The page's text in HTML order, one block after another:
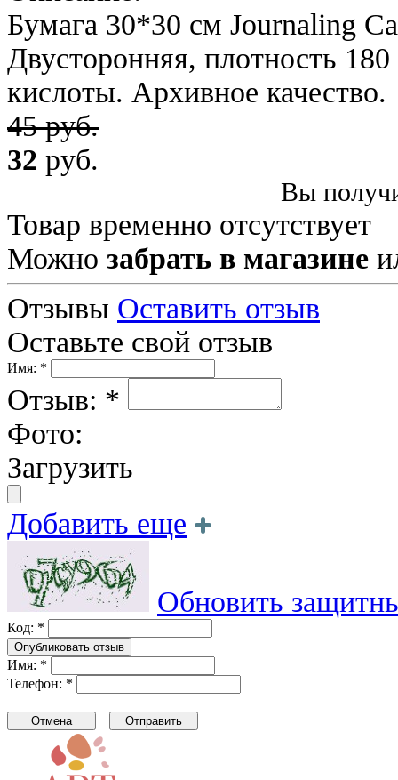
Бумага 30*30 см Journaling
Двусторонняя, плотность
кислоты. Архивное качество.
45 руб.
32 руб.
Вы
Товар временно отсутствует
Можно забрать в магазине
Отзывы Оставить отзыв
Оставьте свой отзыв
Имя: *
Отзыв: *
Фото:
Загрузить
Добавить еще
Обновить
Код: *
Имя: *
Телефон: *